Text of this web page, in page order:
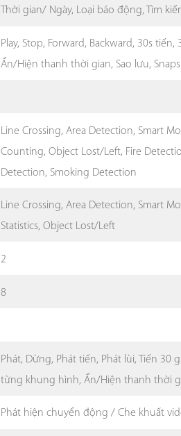
Thời gian/ Ngày, Loại báo động, Tìm
Play, Stop, Forward, Backward, 30s
Ẩn/Hiện thanh thời gian, Sao lưu,
Line Crossing, Area Detection, Smart
Counting, Object Lost/Left, Fire
Detection, Smoking Detection
Line Crossing, Area Detection, Smart
Statistics, Object Lost/Left
2
8
Phát, Dừng, Phát tiến, Phát lùi, Tiến 30
từng khung hình, Ẩn/Hiện thanh thời
Phát hiện chuyển động / Che khuất